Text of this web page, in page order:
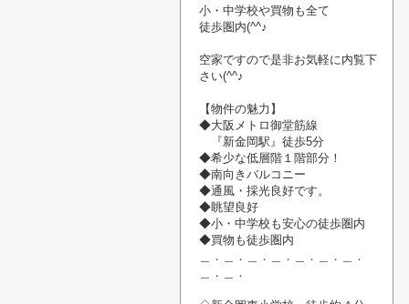
小・中学校や買物 も全て
徒歩圏内(^^♪
空家ですので是非お気軽に内覧下
さい(^^♪
【物件の魅力】
◆大阪メトロ御堂筋線
『新金岡駅』 徒歩5分
◆希少な低層階１階部分！
◆南向きバルコニー
◆通風・ 採光良好です。
◆眺望良好
◆小・中学校も安心の徒歩圏内
◆買物も徒歩圏内
＿．＿．＿．＿．＿．＿．＿．
＿．＿．